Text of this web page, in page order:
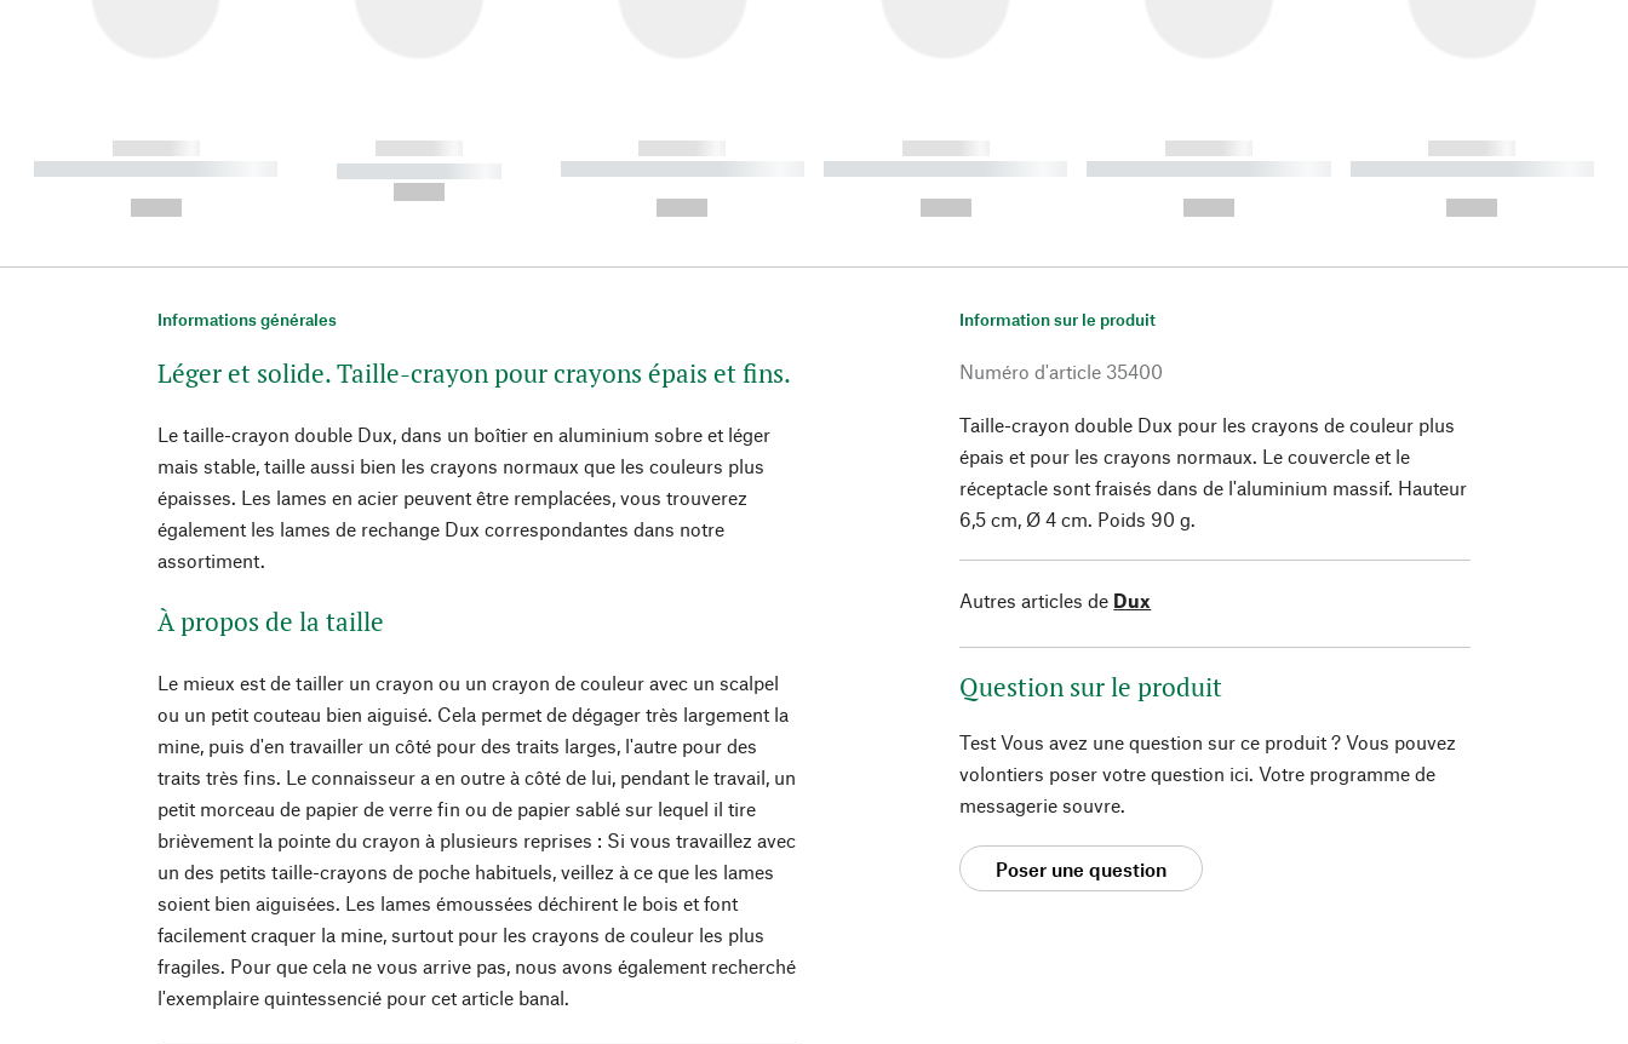
------------
----------- ----------- ----------
------------
----------- -----------
------------
----------- ----------- ----------
------------
----------- ----------- ----------
------------
----------- ----------- ----------
------------
----------- ----------- ----------
Informations générales
Léger et solide. Taille-crayon pour crayons épais et fins.
Le taille-crayon double Dux, dans un boîtier en aluminium sobre et léger
mais stable, taille aussi bien les crayons normaux que les couleurs plus
épaisses. Les lames en acier peuvent être remplacées, vous trouverez
également les lames de rechange Dux correspondantes dans notre
assortiment.
À propos de la taille
Le mieux est de tailler un crayon ou un crayon de couleur avec un scalpel
ou un petit couteau bien aiguisé. Cela permet de dégager très largement la
mine, puis d'en travailler un côté pour des traits larges, l'autre pour des
traits très fins. Le connaisseur a en outre à côté de lui, pendant le travail, un
petit morceau de papier de verre fin ou de papier sablé sur lequel il tire
brièvement la pointe du crayon à plusieurs reprises : Si vous travaillez avec
un des petits taille-crayons de poche habituels, veillez à ce que les lames
soient bien aiguisées. Les lames émoussées déchirent le bois et font
facilement craquer la mine, surtout pour les crayons de couleur les plus
fragiles. Pour que cela ne vous arrive pas, nous avons également recherché
l'exemplaire quintessencié pour cet article banal.
Information sur le produit
Numéro d'article 35400
Taille-crayon double Dux pour les crayons de couleur plus
épais et pour les crayons normaux. Le couvercle et le
réceptacle sont fraisés dans de l'aluminium massif. Hauteur
6,5 cm, Ø 4 cm. Poids 90 g.
Autres articles de Dux
Question sur le produit
Test Vous avez une question sur ce produit ? Vous pouvez
volontiers poser votre question ici. Votre programme de
messagerie souvre.
Poser une question